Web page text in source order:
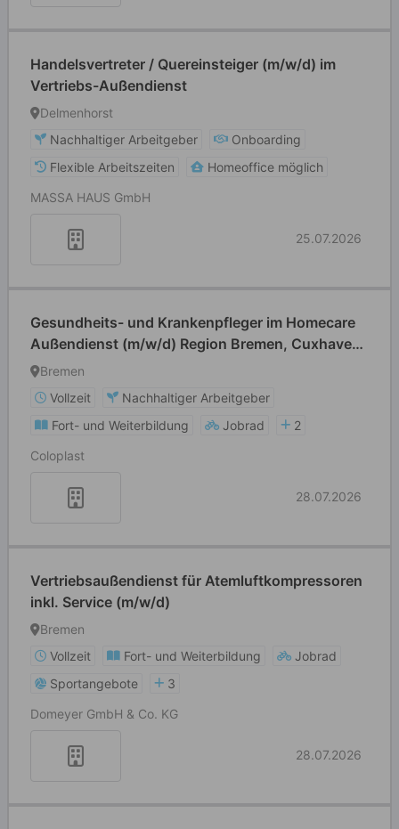
Handelsvertreter / Quereinsteiger (m/w/d) im
Vertriebs-Außendienst
Delmenhorst
Nachhaltiger Arbeitgeber
Onboarding
Flexible Arbeitszeiten
Homeoffice möglich
MASSA HAUS GmbH
25.07.2026
Gesundheits- und Krankenpfleger im Homecare
Außendienst (m/w/d) Region Bremen, Cuxhaven,
Stade
Bremen
Vollzeit
Nachhaltiger Arbeitgeber
Fort- und Weiterbildung
Jobrad
2
Coloplast
28.07.2026
Vertriebsaußendienst für Atemluftkompressoren
inkl. Service (m/w/d)
Bremen
Vollzeit
Fort- und Weiterbildung
Jobrad
Sportangebote
3
Domeyer GmbH & Co. KG
28.07.2026